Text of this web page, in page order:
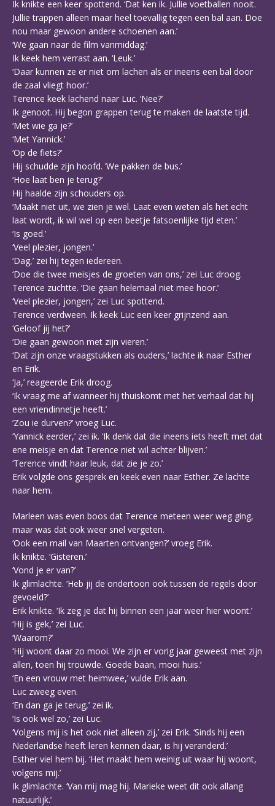
Ik knikte een keer spottend. ‘Dat ken ik. Jullie voetballen nooit.
Jullie trappen alleen maar heel toevallig tegen een bal aan. Doe
nou maar gewoon andere schoenen aan.’
‘We gaan naar de film vanmiddag.’
Ik keek hem verrast aan. ‘Leuk.’
‘Daar kunnen ze er niet om lachen als er ineens een bal door
de zaal vliegt hoor.’
Terence keek lachend naar Luc. ‘Nee?’
Ik genoot. Hij begon grappen terug te maken de laatste tijd.
‘Met wie ga je?’
‘Met Yannick.’
‘Op de fiets?’
Hij schudde zijn hoofd. ‘We pakken de bus.’
‘Hoe laat ben je terug?’
Hij haalde zijn schouders op.
‘Maakt niet uit, we zien je wel. Laat even weten als het echt
laat wordt, ik wil wel op een beetje fatsoenlijke tijd eten.’
‘Is goed.’
‘Veel plezier, jongen.’
‘Dag,’ zei hij tegen iedereen.
‘Doe die twee meisjes de groeten van ons,’ zei Luc droog.
Terence zuchtte. ‘Die gaan helemaal niet mee hoor.’
‘Veel plezier, jongen,’ zei Luc spottend.
Terence verdween. Ik keek Luc een keer grijnzend aan.
‘Geloof jij het?’
‘Die gaan gewoon met zijn vieren.’
‘Dat zijn onze vraagstukken als ouders,’ lachte ik naar Esther
en Erik.
‘Ja,’ reageerde Erik droog.
‘Ik vraag me af wanneer hij thuiskomt met het verhaal dat hij
een vriendinnetje heeft.’
‘Zou ie durven?’ vroeg Luc.
‘Yannick eerder,’ zei ik. ‘Ik denk dat die ineens iets heeft met dat
ene meisje en dat Terence niet wil achter blijven.’
‘Terence vindt haar leuk, dat zie je zo.’
Erik volgde ons gesprek en keek even naar Esther. Ze lachte
naar hem.
Marleen was even boos dat Terence meteen weer weg ging,
maar was dat ook weer snel vergeten.
‘Ook een mail van Maarten ontvangen?’ vroeg Erik.
Ik knikte. ‘Gisteren.’
‘Vond je er van?’
Ik glimlachte. ‘Heb jij de ondertoon ook tussen de regels door
gevoeld?’
Erik knikte. ‘Ik zeg je dat hij binnen een jaar weer hier woont.’
‘Hij is gek,’ zei Luc.
‘Waarom?’
‘Hij woont daar zo mooi. We zijn er vorig jaar geweest met zijn
allen, toen hij trouwde. Goede baan, mooi huis.’
‘En een vrouw met heimwee,’ vulde Erik aan.
Luc zweeg even.
‘En dan ga je terug,’ zei ik.
‘Is ook wel zo,’ zei Luc.
‘Volgens mij is het ook niet alleen zij,’ zei Erik. ‘Sinds hij een
Nederlandse heeft leren kennen daar, is hij veranderd.’
Esther viel hem bij. ‘Het maakt hem weinig uit waar hij woont,
volgens mij.’
Ik glimlachte. ‘Van mij mag hij. Marieke weet dit ook allang
natuurlijk.’